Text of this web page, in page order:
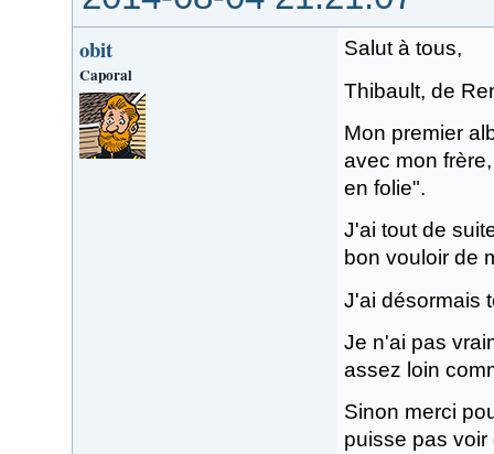
obit
Caporal
Salut à tous,
Thibault, de
Mon premier
avec mon
en folie".
J'ai tout de
bon vouloir de
J'ai désormais
Je n'ai pas
assez loin
Sinon merci
puisse pas